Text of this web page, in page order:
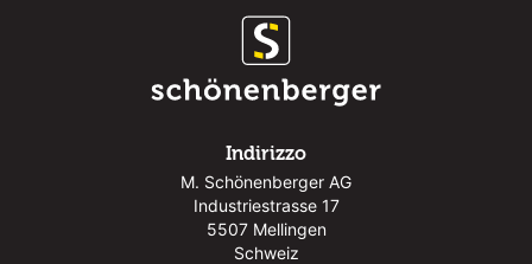
Indirizzo
M. Schönenberger AG
Industriestrasse 17
5507 Mellingen
Schweiz